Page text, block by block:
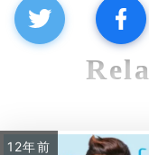
12年前